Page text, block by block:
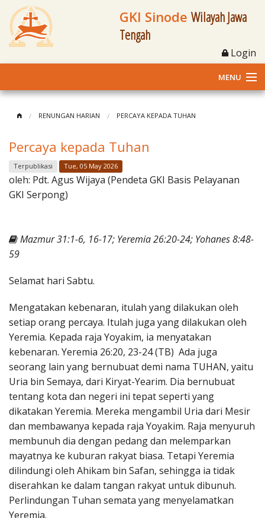
GKI Sinode Wilayah Jawa
Tengah
Login
MENU
Klasis dan Jemaat
Berita Kegiatan
Materi
Penerbitan
RENUNGAN HARIAN PERCAYA KEPADA TUHAN
Percaya kepada Tuhan
Terpublikasi Tue, 05 May 2026
oleh: Pdt. Agus Wijaya (Pendeta GKI Basis Pelayanan
GKI Serpong)
Mazmur 31:1-6, 16-17; Yeremia 26:20-24; Yohanes 8:48-
59
Selamat hari Sabtu.
Mengatakan kebenaran, itulah yang dilakukan oleh
setiap orang percaya. Itulah juga yang dilakukan oleh
Yeremia. Kepada raja Yoyakim, ia menyatakan
kebenaran. Yeremia 26:20, 23-24 (TB) Ada juga
seorang lain yang bernubuat demi nama TUHAN, yaitu
Uria bin Semaya, dari Kiryat-Yearim. Dia bernubuat
tentang kota dan negeri ini tepat seperti yang
dikatakan Yeremia. Mereka mengambil Uria dari Mesir
dan membawanya kepada raja Yoyakim. Raja menyuruh
membunuh dia dengan pedang dan melemparkan
mayatnya ke kuburan rakyat biasa. Tetapi Yeremia
dilindungi oleh Ahikam bin Safan, sehingga ia tidak
diserahkan ke dalam tangan rakyat untuk dibunuh.
Perlindungan Tuhan semata yang menyelamatkan
Yeremia.